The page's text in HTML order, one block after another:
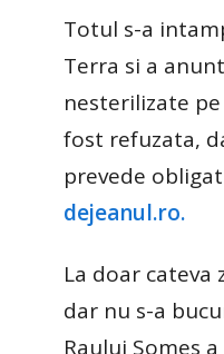
Totul s-a
Terra si a
nesterilizate
fost refuzata,
prevede
dejeanul.ro.
La doar
dar nu s-a
Raului Somes